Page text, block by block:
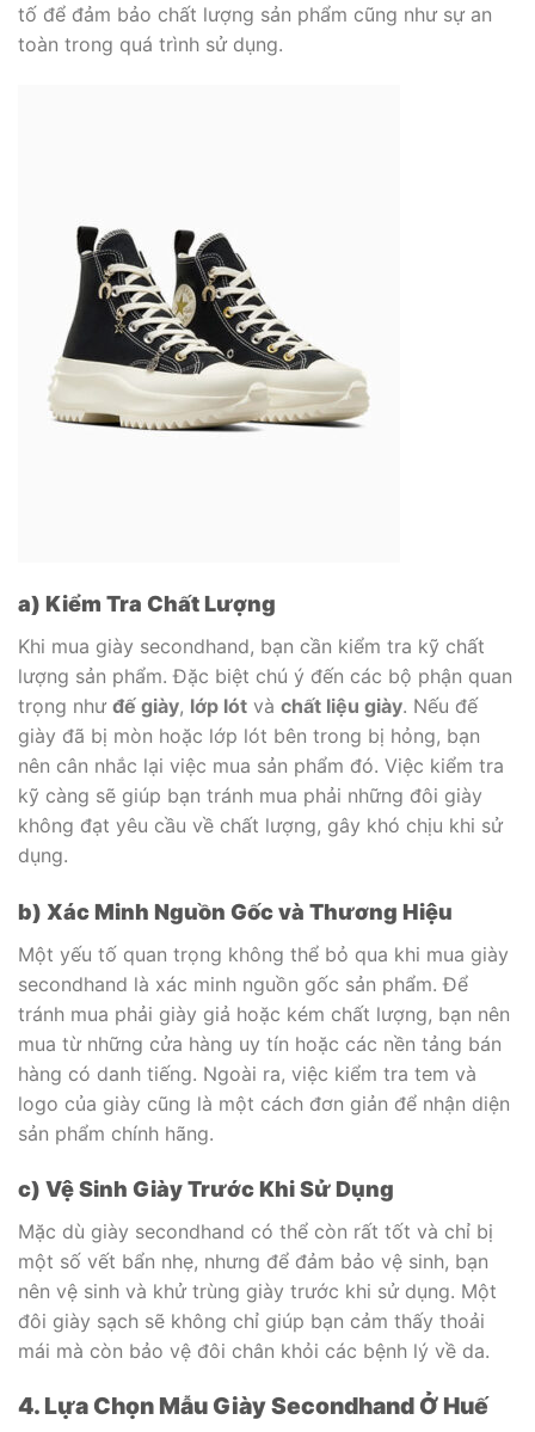
tố để đảm bảo chất lượng sản phẩm cũng như sự an
toàn trong quá trình sử dụng.
a) Kiểm Tra Chất Lượng
Khi mua giày secondhand, bạn cần kiểm tra kỹ chất
lượng sản phẩm. Đặc biệt chú ý đến các bộ phận quan
trọng như đế giày, lớp lót và chất liệu giày. Nếu đế
giày đã bị mòn hoặc lớp lót bên trong bị hỏng, bạn
nên cân nhắc lại việc mua sản phẩm đó. Việc kiểm tra
kỹ càng sẽ giúp bạn tránh mua phải những đôi giày
không đạt yêu cầu về chất lượng, gây khó chịu khi sử
dụng.
b) Xác Minh Nguồn Gốc và Thương Hiệu
Một yếu tố quan trọng không thể bỏ qua khi mua giày
secondhand là xác minh nguồn gốc sản phẩm. Để
tránh mua phải giày giả hoặc kém chất lượng, bạn nên
mua từ những cửa hàng uy tín hoặc các nền tảng bán
hàng có danh tiếng. Ngoài ra, việc kiểm tra tem và
logo của giày cũng là một cách đơn giản để nhận diện
sản phẩm chính hãng.
c) Vệ Sinh Giày Trước Khi Sử Dụng
Mặc dù giày secondhand có thể còn rất tốt và chỉ bị
một số vết bẩn nhẹ, nhưng để đảm bảo vệ sinh, bạn
nên vệ sinh và khử trùng giày trước khi sử dụng. Một
đôi giày sạch sẽ không chỉ giúp bạn cảm thấy thoải
mái mà còn bảo vệ đôi chân khỏi các bệnh lý về da.
4. Lựa Chọn Mẫu Giày Secondhand Ở Huế